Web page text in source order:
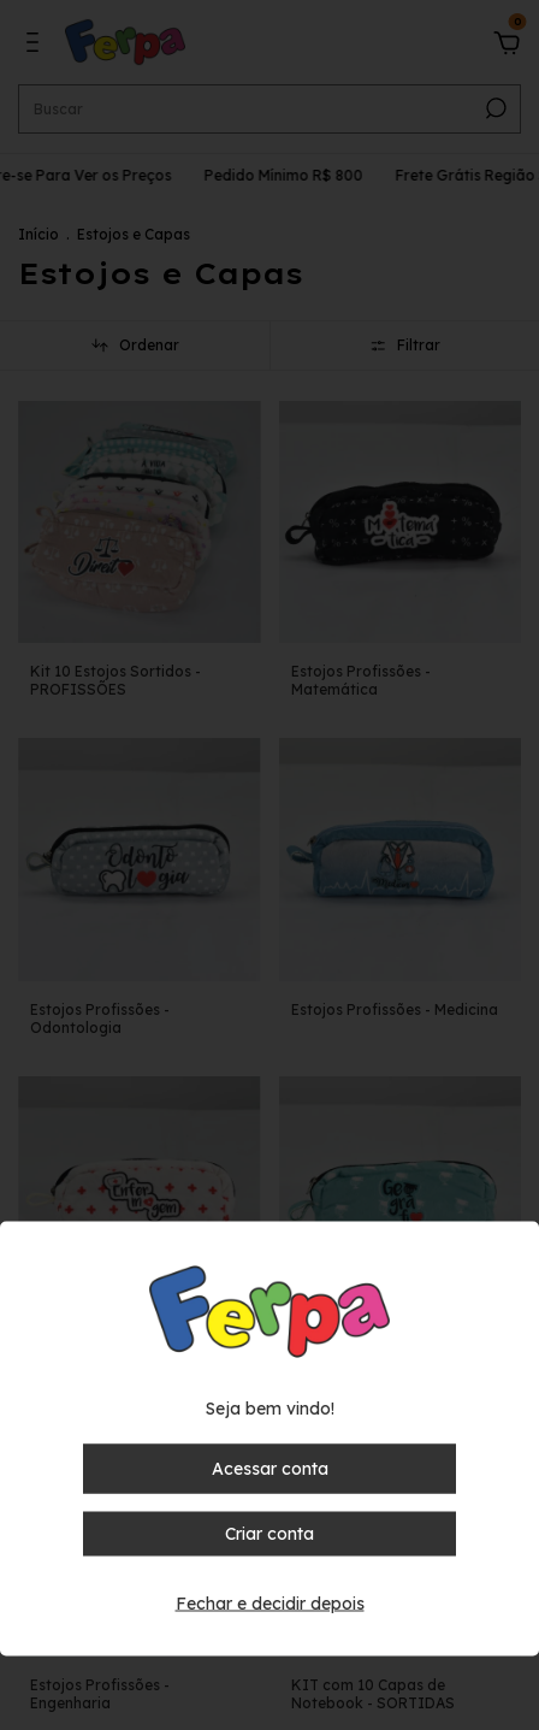
0
Para Ver os Preços Pedido Mínimo R$ 800 Frete Grátis Região
Início . Estojos e Capas
Estojos e Capas
Ordenar Filtrar
Kit 10 Estojos Sortidos -
PROFISSÕES
Estojos Profissões -
Matemática
Estojos Profissões -
Odontologia
Estojos Profissões - Medicina
Estojos Profissões -
Estojos Profissões - Geografia
Estojos Profissões -
Engenharia
KIT com 10 Capas de
Notebook - SORTIDAS
Seja bem vindo!
Acessar conta
Criar conta
Fechar e decidir depois